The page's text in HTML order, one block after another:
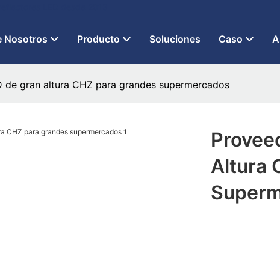
Nosotros Producto Soluciones Caso
de gran altura CHZ para grandes supermercados
Altura